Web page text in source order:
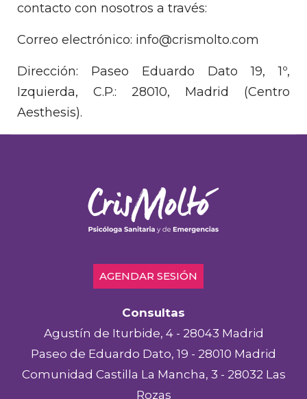
contacto con nosotros a través:
Correo electrónico: info@crismolto.com
Dirección: Paseo Eduardo Dato 19, 1º,
Izquierda, C.P.: 28010, Madrid (Centro
Aesthesis).
AGENDAR SESIÓN
Consultas
Agustín de Iturbide, 4 - 28043 Madrid
Paseo de Eduardo Dato, 19 - 28010 Madrid
Comunidad Castilla La Mancha, 3 - 28032 Las
Rozas